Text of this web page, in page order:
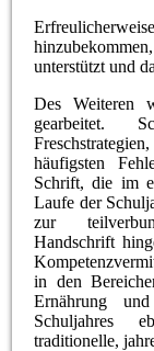
unterstützt und
Des Weiteren
gearbeitet.
häufigsten
Schrift, die im
Laufe der
zur
Handschrift
in den
Ernährung
Schuljahres
traditionelle,